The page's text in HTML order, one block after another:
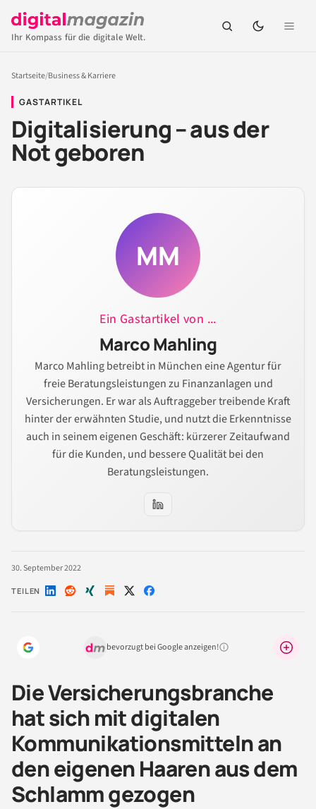
Ihr Kompass für die digitale Welt.
Startseite/Business & Karriere
GASTARTIKEL
Digitalisierung – aus der
Not geboren
MM
Ein Gastartikel von ...
Marco Mahling
Marco Mahling betreibt in München eine Agentur für
freie Beratungsleistungen zu Finanzanlagen und
Versicherungen. Er war als Auftraggeber treibende Kraft
hinter der erwähnten Studie, und nutzt die Erkenntnisse
auch in seinem eigenen Geschäft: kürzerer Zeitaufwand
für die Kunden, und bessere Qualität bei den
Beratungsleistungen.
30. September 2022
TEILEN Auf Auf Auf Auf Auf
bevorzugt bei Google anzeigen!Warum lohnt sich das?
Die Versicherungsbranche
hat sich mit digitalen
Kommunikationsmitteln an
den eigenen Haaren aus dem
Schlamm gezogen